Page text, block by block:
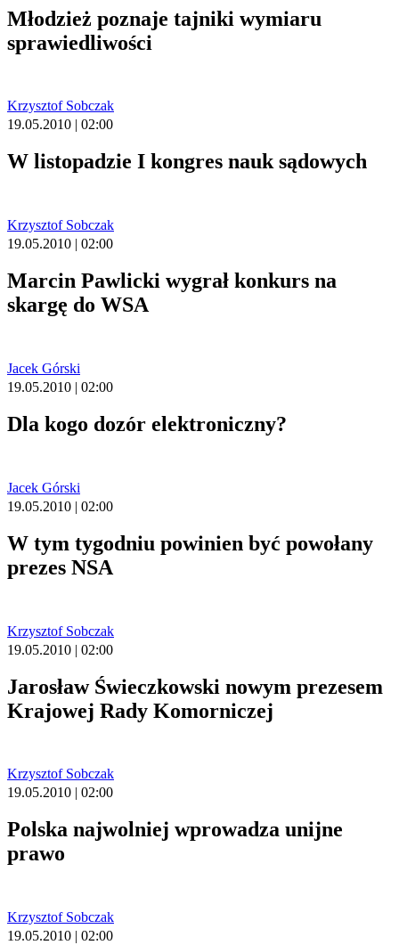
Młodzież poznaje tajniki wymiaru
sprawiedliwości
Krzysztof Sobczak
19.05.2010 | 02:00
W listopadzie I kongres nauk sądowych
Krzysztof Sobczak
19.05.2010 | 02:00
Marcin Pawlicki wygrał konkurs na
skargę do WSA
Jacek Górski
19.05.2010 | 02:00
Dla kogo dozór elektroniczny?
Jacek Górski
19.05.2010 | 02:00
W tym tygodniu powinien być powołany
prezes NSA
Krzysztof Sobczak
19.05.2010 | 02:00
Jarosław Świeczkowski nowym prezesem
Krajowej Rady Komorniczej
Krzysztof Sobczak
19.05.2010 | 02:00
Polska najwolniej wprowadza unijne
prawo
Krzysztof Sobczak
19.05.2010 | 02:00